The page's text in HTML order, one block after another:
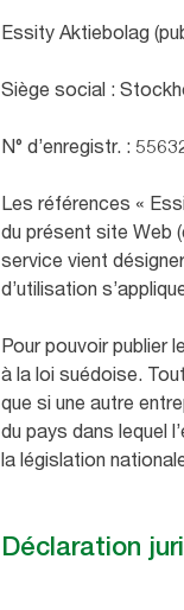
Essity Aktiebolag
Siège social :
N° d’enregistr. :
Les références «
du présent site Web
service vient
d’utilisation
Pour pouvoir publier
à la loi suédoise.
que si une autre
du pays dans lequel
la législation
Déclaration